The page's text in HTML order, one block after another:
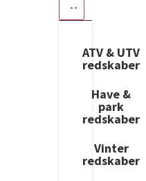
ATV & UTV
redskaber
Have &
park
redskaber
Vinter
redskaber